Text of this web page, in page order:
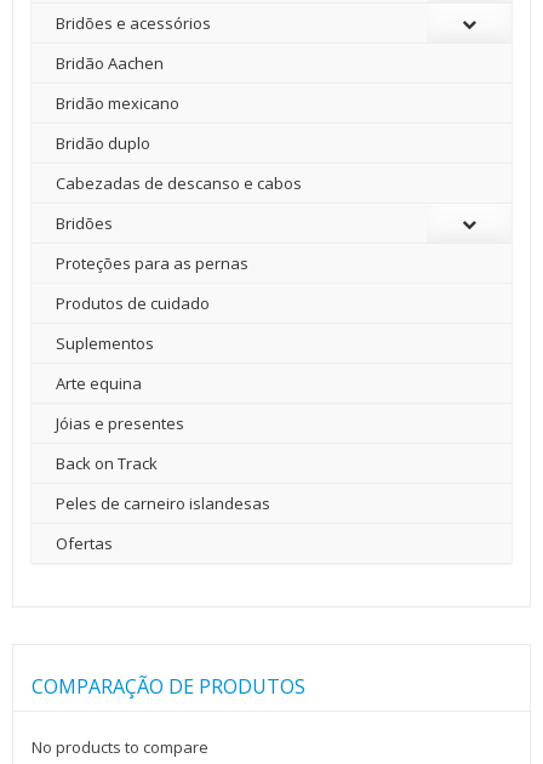
Bridões e acessórios
Bridão Aachen
Bridão mexicano
Bridão duplo
Cabezadas de descanso e cabos
Bridões
Proteções para as pernas
Produtos de cuidado
Suplementos
Arte equina
Jóias e presentes
Back on Track
Peles de carneiro islandesas
Ofertas
COMPARAÇÃO DE PRODUTOS
No products to compare